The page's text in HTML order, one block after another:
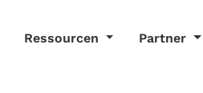
Ressourcen Partner